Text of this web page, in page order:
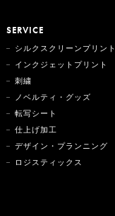
SERVICE
シルクスクリーンプリント
インクジェットプリント
刺繍
ノベルティ・グッズ
転写シート
仕上げ加工
デザイン・プランニング
ロジスティックス